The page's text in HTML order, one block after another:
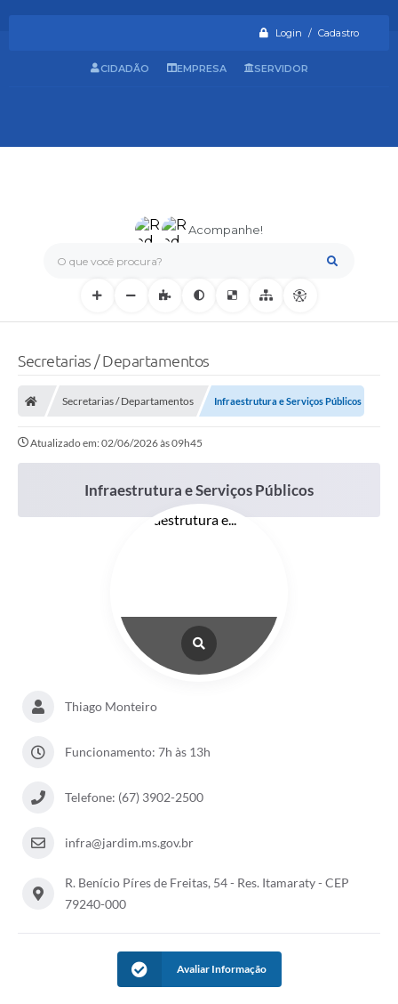
Login / Cadastro
O que você procura?
Acompanhe!
CIDADÃO EMPRESA SERVIDOR
Secretarias / Departamentos
Secretarias / Departamentos Infraestrutura e Serviços Públicos
Atualizado em: 02/06/2026 às 09h45
Infraestrutura e Serviços Públicos
Thiago Monteiro
Funcionamento: 7h às 13h
Telefone: (67) 3902-2500
infra@jardim.ms.gov.br
R. Benício Píres de Freitas, 54 - Res. Itamaraty - CEP
79240-000
Avaliar Informação